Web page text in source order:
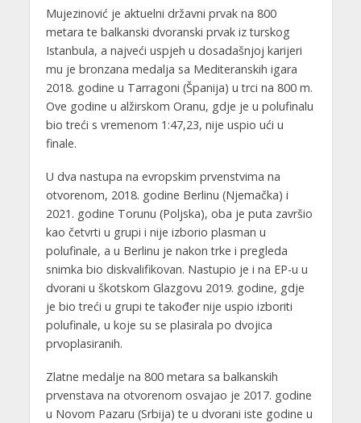
Mujezinović je aktuelni državni prvak na 800
metara te balkanski dvoranski prvak iz turskog
Istanbula, a najveći uspjeh u dosadašnjoj karijeri
mu je bronzana medalja sa Mediteranskih igara
2018. godine u Tarragoni (Španija) u trci na 800 m.
Ove godine u alžirskom Oranu, gdje je u polufinalu
bio treći s vremenom 1:47,23, nije uspio ući u
finale.
U dva nastupa na evropskim prvenstvima na
otvorenom, 2018. godine Berlinu (Njemačka) i
2021. godine Torunu (Poljska), oba je puta završio
kao četvrti u grupi i nije izborio plasman u
polufinale, a u Berlinu je nakon trke i pregleda
snimka bio diskvalifikovan. Nastupio je i na EP-u u
dvorani u škotskom Glazgovu 2019. godine, gdje
je bio treći u grupi te također nije uspio izboriti
polufinale, u koje su se plasirala po dvojica
prvoplasiranih.
Zlatne medalje na 800 metara sa balkanskih
prvenstava na otvorenom osvajao je 2017. godine
u Novom Pazaru (Srbija) te u dvorani iste godine u